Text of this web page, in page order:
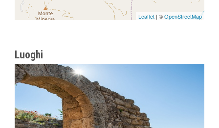
Leaflet | ©OpenStreetMap
Luoghi